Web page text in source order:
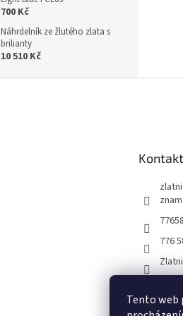
Tento web
700 Kč
Náhrdelník ze žlutého zlata s
brilianty
10 510 Kč
Kontakt
776